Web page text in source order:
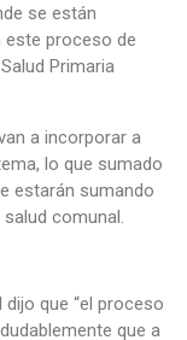
se están
este proceso de
Primaria
a incorporar a
lo que sumado
estarán sumando
comunal.
que “el proceso
que a